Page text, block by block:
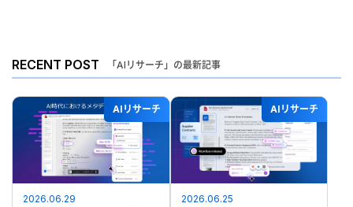
RECENT POST 「AIリサーチ」の最新記事
AIリサーチ
2026.06.29
AIリサーチ
2026.06.25